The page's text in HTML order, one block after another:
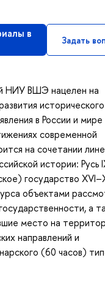
в
Задать
НИУ ВШЭ нацелен на
исторического
в России и мире
современной
на сочетании
истории: Русь
государство
объектами
а
место на
направлений и
(60 часов)